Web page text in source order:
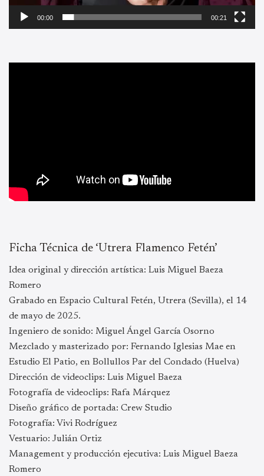
00:00 00:21
Ficha Técnica de ‘Utrera Flamenco Fetén’
Idea original y dirección artística: Luis Miguel Baeza
Romero
Grabado en Espacio Cultural Fetén, Utrera (Sevilla), el 14
de mayo de 2025.
Ingeniero de sonido: Miguel Ángel García Osorno
Mezclado y masterizado por: Fernando Iglesias Mae en
Estudio El Patio, en Bollullos Par del Condado (Huelva)
Dirección de videoclips: Luis Miguel Baeza
Fotografía de videoclips: Rafa Márquez
Diseño gráfico de portada: Crew Studio
Fotografía: Vivi Rodríguez
Vestuario: Julián Ortiz
Management y producción ejecutiva: Luis Miguel Baeza
Romero